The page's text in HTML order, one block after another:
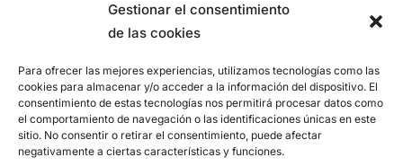
Gestionar el consentimiento
de las cookies
Para ofrecer las mejores experiencias, utilizamos tecnologías como las
cookies para almacenar y/o acceder a la información del dispositivo. El
consentimiento de estas tecnologías nos permitirá procesar datos como
el comportamiento de navegación o las identificaciones únicas en este
sitio. No consentir o retirar el consentimiento, puede afectar
negativamente a ciertas características y funciones.
46960 ALDAIA
Valencia – Espagne
+34 96 151 53 44
info@grupfabregas.com
Grup Fábregas Accès concessionnaire